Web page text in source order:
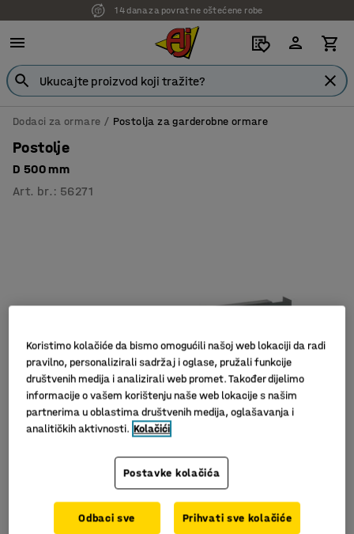
14 dana za povrat ne oštećene robe
Dodaci za ormare Postolja za garderobne ormare
Postolje
D 500 mm
Art. br. : 56271
Slični proizvodi
Koristimo kolačiće da bismo omogućili našoj web lokaciji da radi
pravilno, personalizirali sadržaj i oglase, pružali funkcije
društvenih medija i analizirali web promet. Također dijelimo
informacije o vašem korištenju naše web lokacije s našim
partnerima u oblastima društvenih medija, oglašavanja i
analitičkih aktivnosti. Kolačići
Postavke kolačića
Odbaci sve Prihvati sve kolačiće